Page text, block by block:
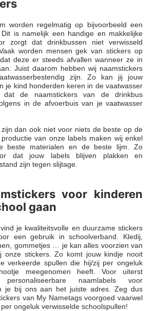
worden regelmatig op bijvoorbeeld een
is namelijk een handige en makkelijke
zorgt dat drinkbussen niet verwisseld
worden mensen gek van stickers op
deze er steeds afvallen wanneer ze in
Juist daarom hebben wij naamstickers
zijn. Zo kan jij jouw
je kind honderden keren in de vaatwasser
dat de naamstickers van de drinkbus
in de afvoerbuis van je vaatwasser
dan ook niet voor niets de beste op de
van onze labels maken wij enkel
beste materialen en de beste lijm. Zo
dat jouw labels blijven plakken en
zijn tegen slijtage.
voor kinderen
gaan
je kwaliteitsvolle en duurzame stickers
een gebruik in schoolverband. Kledij,
gommetjes … je kan alles voorzien van
onze stickers. Zo komt jouw kindje nooit
verkeerde spullen die hij/zij per ongeluk
meegenomen heeft. Voor uiterst
naamlabels voor
je bij ons aan het juiste adres. Zeg dus
van My Nametags voorgoed vaarwel
ongeluk verwisselde schoolspullen!